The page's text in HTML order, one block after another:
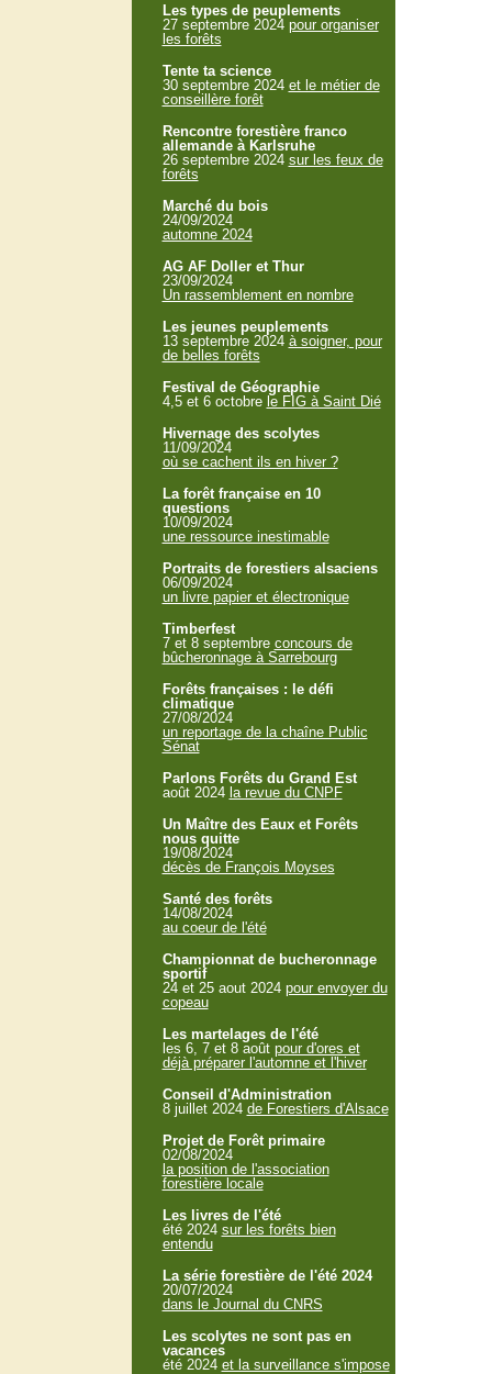
Les types de peuplements
27 septembre 2024 pour organiser
les forêts
Tente ta science
30 septembre 2024 et le métier de
conseillère forêt
Rencontre forestière franco
allemande à Karlsruhe
26 septembre 2024 sur les feux de
forêts
Marché du bois
24/09/2024
automne 2024
AG AF Doller et Thur
23/09/2024
Un rassemblement en nombre
Les jeunes peuplements
13 septembre 2024 à soigner, pour
de belles forêts
Festival de Géographie
4,5 et 6 octobre le FIG à Saint Dié
Hivernage des scolytes
11/09/2024
où se cachent ils en hiver ?
La forêt française en 10
questions
10/09/2024
une ressource inestimable
Portraits de forestiers alsaciens
06/09/2024
un livre papier et électronique
Timberfest
7 et 8 septembre concours de
bûcheronnage à Sarrebourg
Forêts françaises : le défi
climatique
27/08/2024
un reportage de la chaîne Public
Sénat
Parlons Forêts du Grand Est
août 2024 la revue du CNPF
Un Maître des Eaux et Forêts
nous quitte
19/08/2024
décès de François Moyses
Santé des forêts
14/08/2024
au coeur de l'été
Championnat de bucheronnage
sportif
24 et 25 aout 2024 pour envoyer du
copeau
Les martelages de l'été
les 6, 7 et 8 août pour d'ores et
déjà préparer l'automne et l'hiver
Conseil d'Administration
8 juillet 2024 de Forestiers d'Alsace
Projet de Forêt primaire
02/08/2024
la position de l'association
forestière locale
Les livres de l'été
été 2024 sur les forêts bien
entendu
La série forestière de l'été 2024
20/07/2024
dans le Journal du CNRS
Les scolytes ne sont pas en
vacances
été 2024 et la surveillance s'impose